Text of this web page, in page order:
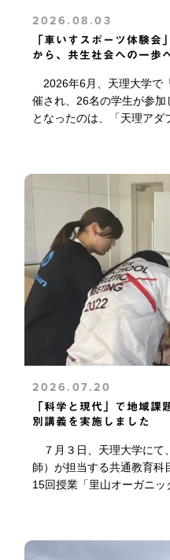
2026.08.03
「車いすスポーツ体験
から、共生社会への一歩
2026年6月、天理大学で
催され、26名の学生が参
となったのは、「天理アダ
2026.07.20
「科学と現代」で地域課
別講義を実施しました
７月３日、天理大学にて
師）が担当する共通教育科
15回授業「里山オーガニッ